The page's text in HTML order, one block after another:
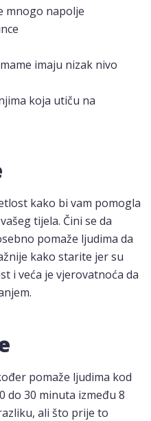
mnogo napolje
imaju nizak nivo
koja utiču na
kako bi vam pomogla
tijela. Čini se da
pomaže ljudima da
kako starite jer su
i veća je vjerovatnoća da
pomaže ljudima kod
do 30 minuta između 8
ali što prije to